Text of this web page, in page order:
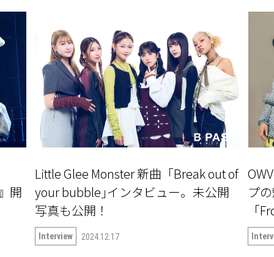
開
Little Glee Monster 新曲「Break out of
your bubble｣インタビュー。未公開
写真も公開！
Interview 2024.12.17
プ
「